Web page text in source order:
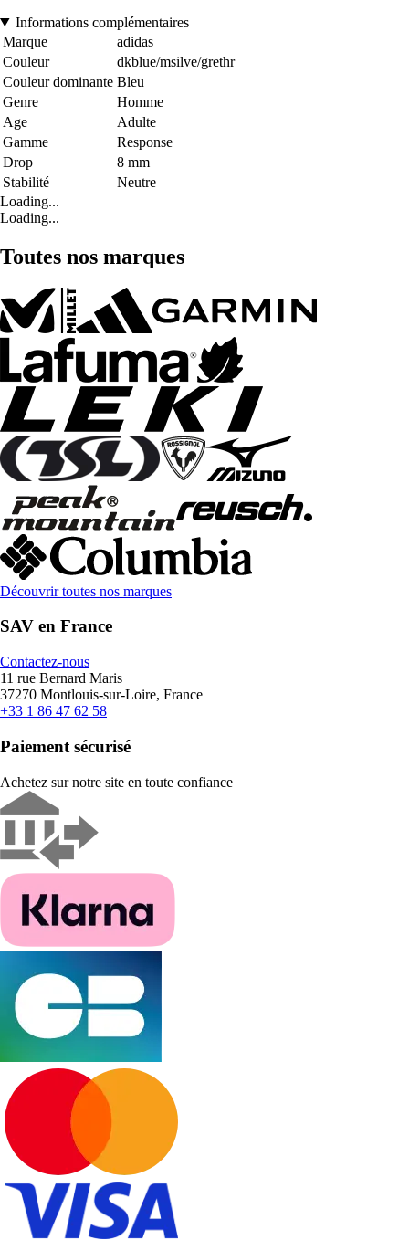
Informations complémentaires
Marque
adidas
Couleur
dkblue/msilve/grethr
Couleur dominante Bleu
Genre
Homme
Age
Adulte
Gamme
Response
Drop
8 mm
Stabilité
Neutre
Loading...
Loading...
Toutes nos marques
Découvrir toutes nos marques
SAV en France
Contactez-nous
11 rue Bernard Maris
37270 Montlouis-sur-Loire, France
+33 1 86 47 62 58
Paiement sécurisé
Achetez sur notre site en toute confiance